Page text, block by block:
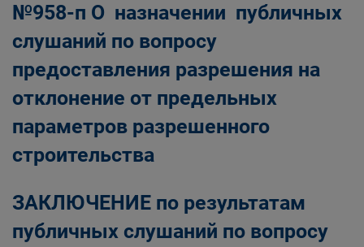
№958-п О назначении публичных
слушаний по вопросу
предоставления разрешения на
отклонение от предельных
параметров разрешенного
строительства
ЗАКЛЮЧЕНИЕ по результатам
публичных слушаний по вопросу